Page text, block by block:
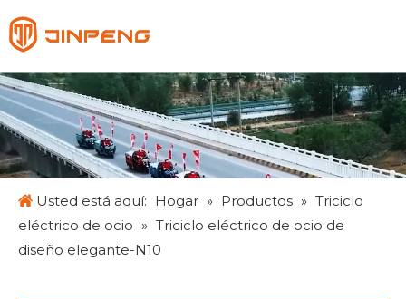
Français
Pусский
Usted está aquí: Hogar » Productos » Triciclo
eléctrico de ocio » Triciclo eléctrico de ocio de
diseño elegante-N10